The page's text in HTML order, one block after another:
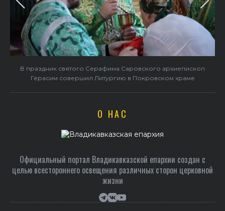
В праздник святого Серафима Саровского архиепископ
Герасим совершил Литургию в Покровском храме
О НАС
Официальный портал Владикавказской епархии создан c
целью всестороннего освещения различных сторон церковной
жизни